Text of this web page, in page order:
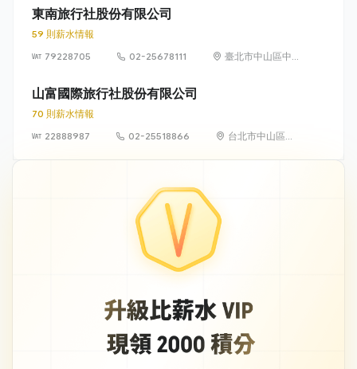
東南旅行社股份有限公司
59 則薪水情報
79228705
02-25678111
臺北市中山區中
山富國際旅行社股份有限公司
70 則薪水情報
22888987
02-25518866
台北市中山區南